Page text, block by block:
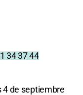
34 37 44
4 de septiembre